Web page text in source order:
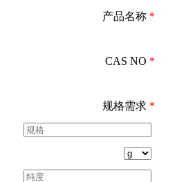
产品名称 *
CAS NO *
规格需求 *